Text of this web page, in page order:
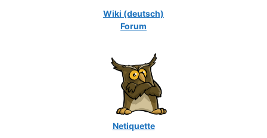
Wiki (deutsch)
Forum
Netiquette